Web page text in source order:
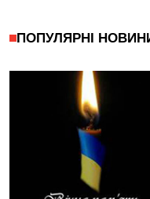
ПОПУЛЯРНІ